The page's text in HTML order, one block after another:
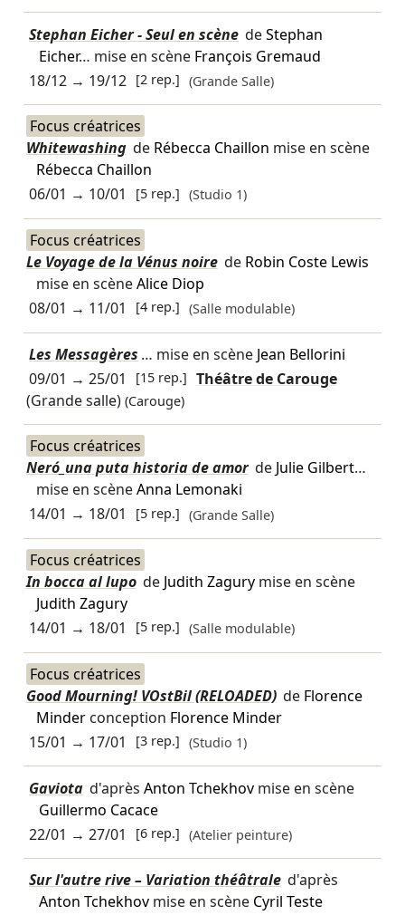
Stephan Eicher - Seul en scène deStephan
Eicher… mise en scène François Gremaud
18/12→ 19/12 [2 rep.] (Grande Salle)
Focus créatrices
Whitewashing de Rébecca Chaillon mise en scène
Rébecca Chaillon
06/01 → 10/01 [5 rep.] (Studio 1)
Focus créatrices
Le Voyage de la Vénus noire de Robin Coste Lewis
mise en scèneAlice Diop
08/01 → 11/01 [4 rep.] (Salle modulable)
Les Messagères … mise en scène Jean Bellorini
09/01 → 25/01 [15 rep.] Théâtre de Carouge
(Grande salle) (Carouge)
Focus créatrices
Neró_una puta historia de amor de Julie Gilbert…
mise en scèneAnna Lemonaki
14/01 → 18/01 [5 rep.] (Grande Salle)
Focus créatrices
In bocca al lupo de Judith Zagurymise en scène
Judith Zagury
14/01 → 18/01 [5 rep.] (Salle modulable)
Focus créatrices
Good Mourning! VOstBil (RELOADED) de Florence
Minderconception Florence Minder
15/01 → 17/01 [3 rep.] (Studio 1)
Gaviota d'après Anton Tchekhovmise en scène
Guillermo Cacace
22/01 → 27/01 [6 rep.] (Atelier peinture)
Sur l'autre rive – Variation théâtrale d'après
Anton Tchekhovmise en scène Cyril Teste